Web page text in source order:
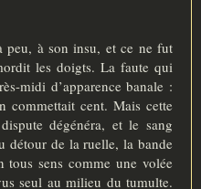
peu, à son insu, et ce ne fut
les doigts. La faute qui
midi d’apparence banale :
commettait cent. Mais cette
dégénéra, et le sang
détour de la ruelle, la bande
tous sens comme une volée
seul au milieu du tumulte.